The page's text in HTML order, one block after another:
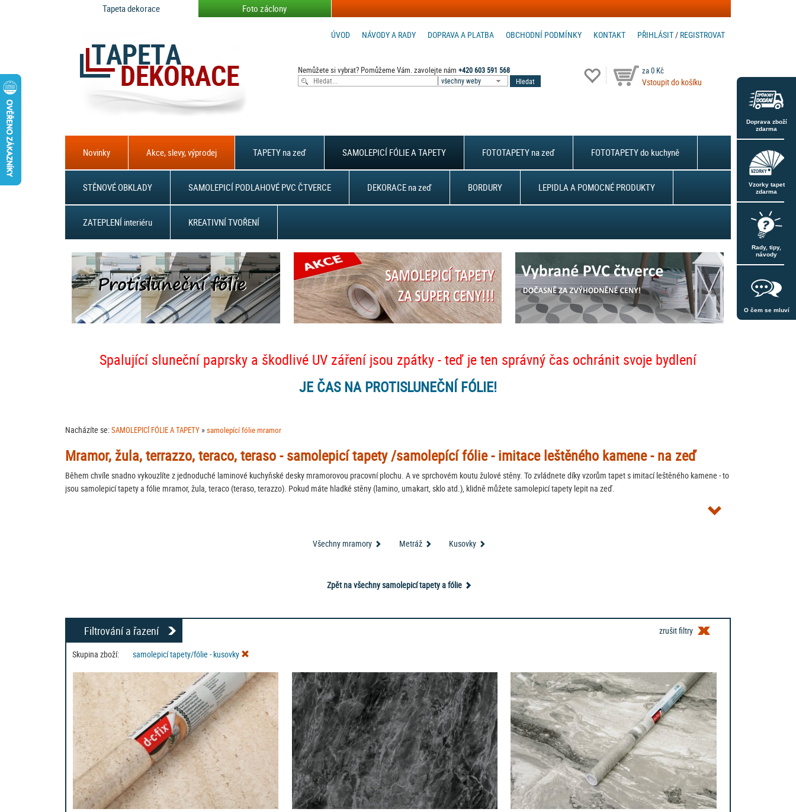
Tapeta dekorace Foto záclony
PŘIHLÁSIT/ REGISTROVAT
KONTAKT
OBCHODNÍ PODMÍNKY
DOPRAVA A PLATBA
NÁVODY A RADY
ÚVOD
Nemůžete si vybrat? Pomůžeme Vám. zavolejte nám+420 603 591 568
všechny weby
za 0 Kč
Vstoupit do košíku
Novinky Akce, slevy, výprodej TAPETY na zeď SAMOLEPICÍ FÓLIE A TAPETY FOTOTAPETY na zeď FOTOTAPETY do kuchyně
STĚNOVÉ OBKLADY SAMOLEPICÍ PODLAHOVÉ PVC ČTVERCE DEKORACE na zeď BORDURY LEPIDLA A POMOCNÉ PRODUKTY
ZATEPLENÍ interiéru KREATIVNÍ TVOŘENÍ
Doprava zboží
zdarma
Vzorky tapet
zdarma
Rady, tipy,
návody
O čem se mluví
Spalující sluneční paprsky a škodlivé UV záření jsou zpátky - teď je ten správný čas ochránit svoje bydlení
JE ČAS NA PROTISLUNEČNÍ FÓLIE!
Nacházíte se:SAMOLEPICÍ FÓLIE A TAPETY »samolepící fólie mramor
Mramor, žula, terrazzo, teraco, teraso - samolepicí tapety /samolepící fólie - imitace leštěného kamene - na zeď
Během chvíle snadno vykouzlíte z jednoduché laminové kuchyňské desky mramorovou pracovní plochu. A ve sprchovém koutu žulové stěny. To zvládnete díky vzorům tapet s imitací leštěného kamene - to
jsou samolepicí tapety a fólie mramor, žula, teraco (teraso, terazzo). Pokud máte hladké stěny (lamino, umakart, sklo atd.), klidně můžete samolepicí tapety lepit na zeď.
Všechny mramory Metráž Kusovky
Zpět na všechny samolepicí tapety a fólie
Filtrování a řazení zrušit filtry
Skupina zboží: samolepicí tapety/fólie - kusovky